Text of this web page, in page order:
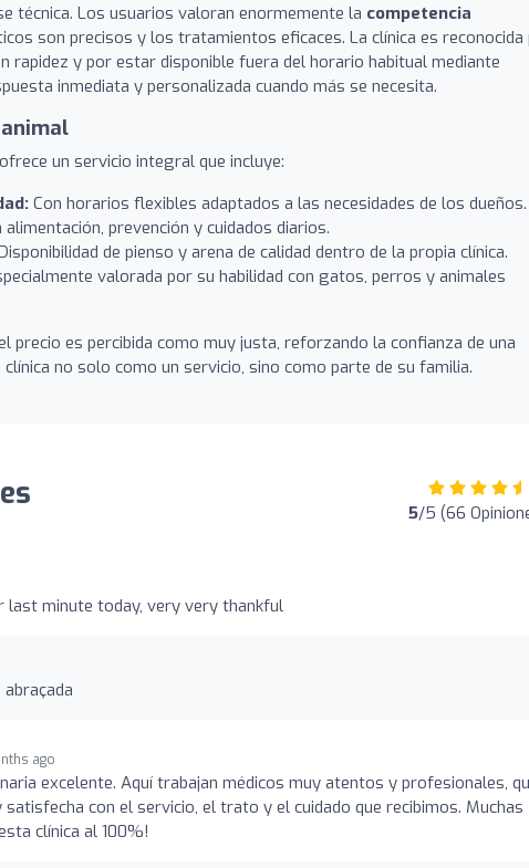
técnica. Los usuarios valoran enormemente la competencia
son precisos y los tratamientos eficaces. La clínica es reconocida
rapidez y por estar disponible fuera del horario habitual mediante
inmediata y personalizada cuando más se necesita.
un servicio integral que incluye:
Con horarios flexibles adaptados a las necesidades de los dueños.
alimentación, prevención y cuidados diarios.
de pienso y arena de calidad dentro de la propia clínica.
valorada por su habilidad con gatos, perros y animales
precio es percibida como muy justa, reforzando la confianza de una
no solo como un servicio, sino como parte de su familia.
5/5 (66
last minute today, very very thankful
ago
excelente. Aquí trabajan médicos muy atentos y profesionales,
con el servicio, el trato y el cuidado que recibimos. Muchas
clínica al 100%!